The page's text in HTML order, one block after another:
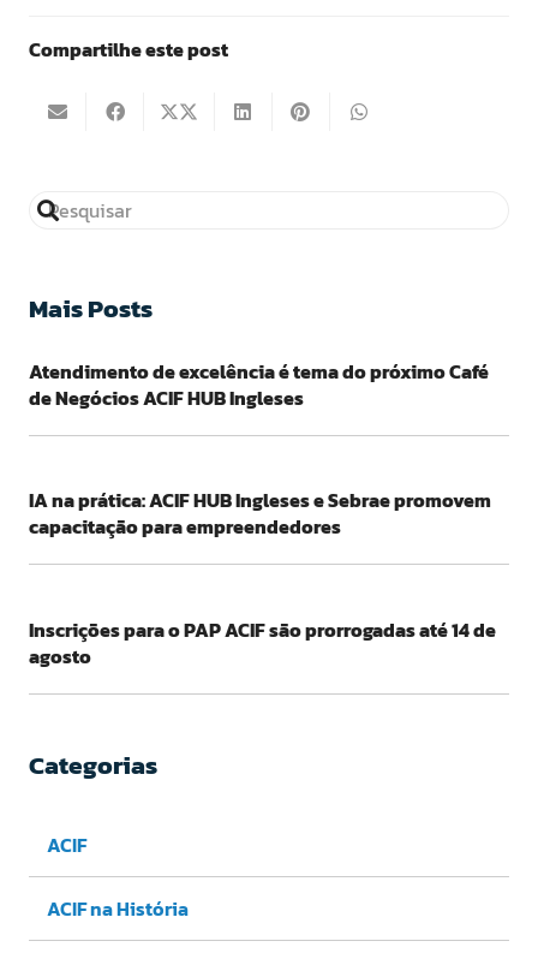
Compartilhe este post
Mais Posts
Atendimento de excelência é tema do próximo Café
de Negócios ACIF HUB Ingleses
IA na prática: ACIF HUB Ingleses e Sebrae promovem
capacitação para empreendedores
Inscrições para o PAP ACIF são prorrogadas até 14 de
agosto
Categorias
ACIF
ACIF na História